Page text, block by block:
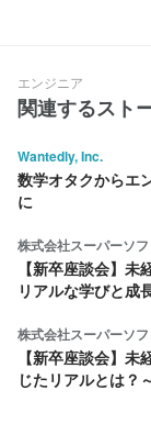
エンジニア
関連するスト
Wantedly, Inc.
数学オタクからエ
に
株式会社スーパーソ
【新卒座談会】未
リアルな学びと成
株式会社スーパーソ
【新卒座談会】
じたリアルとは？